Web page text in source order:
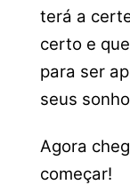
terá a
certo e
para ser
seus
Agora
começar!